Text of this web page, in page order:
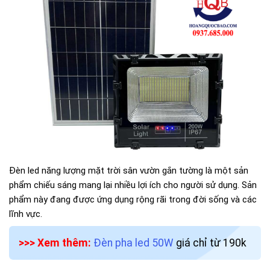
Đèn led năng lượng mặt trời sân vườn gắn tường là một sản
phẩm chiếu sáng mang lại nhiều lợi ích cho người sử dụng. Sản
phẩm này đang được ứng dụng rộng rãi trong đời sống và các
lĩnh vực.
>>> Xem thêm: Đèn pha led 50W giá chỉ từ 190k